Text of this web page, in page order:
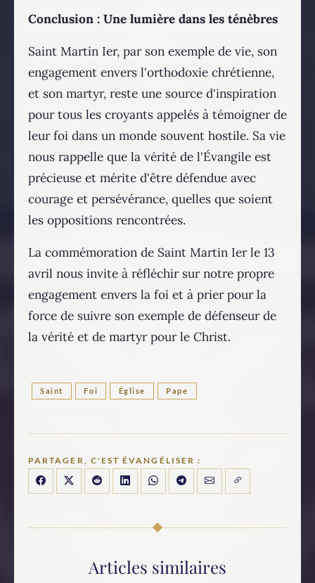
Conclusion : Une lumière dans les ténèbres
Saint Martin Ier, par son exemple de vie, son
engagement envers l'orthodoxie chrétienne,
et son martyr, reste une source d'inspiration
pour tous les croyants appelés à témoigner de
leur foi dans un monde souvent hostile. Sa vie
nous rappelle que la vérité de l'Évangile est
précieuse et mérite d'être défendue avec
courage et persévérance, quelles que soient
les oppositions rencontrées.
La commémoration de Saint Martin Ier le 13
avril nous invite à réfléchir sur notre propre
engagement envers la foi et à prier pour la
force de suivre son exemple de défenseur de
la vérité et de martyr pour le Christ.
Saint Foi Église Pape
PARTAGER, C'EST ÉVANGÉLISER :
Articles similaires